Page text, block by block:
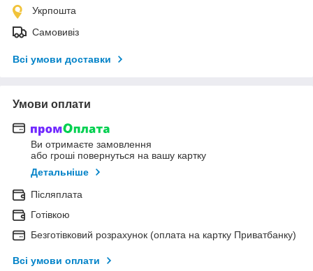
Укрпошта
Самовивіз
Всі умови доставки
Умови оплати
Ви отримаєте замовлення
або гроші повернуться на вашу картку
Детальніше
Післяплата
Готівкою
Безготівковий розрахунок (оплата на картку Приватбанку)
Всі умови оплати